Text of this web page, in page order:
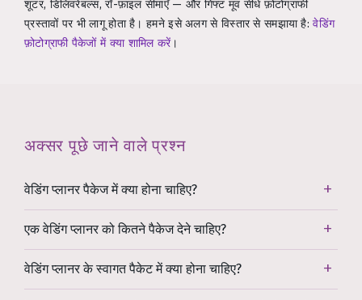
शूटर, डिलिवरेबल्स, रॉ-फ़ाइल सीमाएँ — और गिफ्ट मूव सीधे फ़ोटोग्राफी
प्रस्तावों पर भी लागू होता है। हमने इसे अलग से विस्तार से समझाया है:वेडिंग
फ़ोटोग्राफी पैकेजों में क्या शामिल करें।
अक्सर पूछे जाने वाले प्रश्न
वेडिंग प्लानर पैकेज में क्या होना चाहिए?
एक वेडिंग प्लानर को कितने पैकेज देने चाहिए?
वेडिंग प्लानर के स्वागत पैकेट में क्या होना चाहिए?